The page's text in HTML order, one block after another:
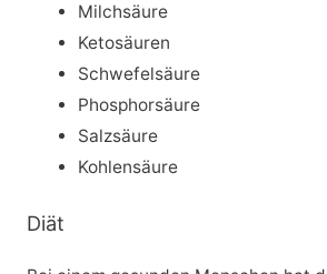
Milchsäure
Ketosäuren
Schwefelsäure
Phosphorsäure
Salzsäure
Kohlensäure
Diät